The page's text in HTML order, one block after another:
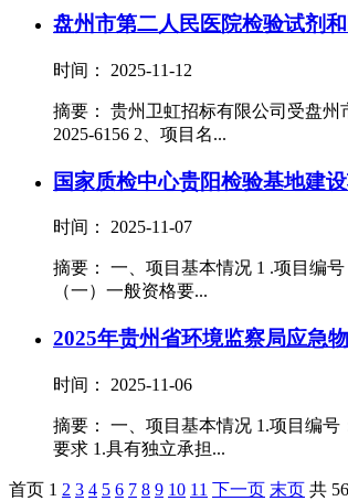
盘州市第二人民医院检验试剂
时间： 2025-11-12
摘要： 贵州卫虹招标有限公司受盘
2025-6156 2、项目名...
国家质检中心贵阳检验基地建
时间： 2025-11-07
摘要： 一、项目基本情况 1 .项目编
（一）一般资格要...
2025年贵州省环境监察局应急
时间： 2025-11-06
摘要： 一、项目基本情况 1.项目编号
要求 1.具有独立承担...
首页 1 2 3 4 5 6 7 8 9 10 11 下一页 末页 共